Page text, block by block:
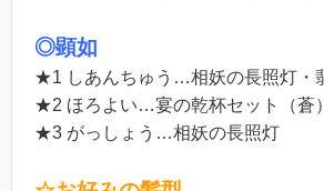
◎顕如
★1 しあんちゅう…相妖の長照灯・
★2 ほろよい…宴の乾杯セット（蒼）
★3 がっしょう…相妖の長照灯